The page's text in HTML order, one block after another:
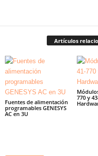
Artículos
Fuentes de alimentación
programables GENESYS
AC en 3U
770 y